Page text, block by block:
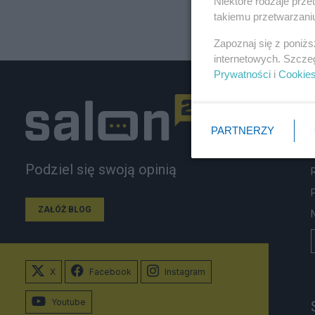
Podziel się swoją opinią
ZAŁÓŻ BLOG
X Facebook Instagram
Youtube
takiemu
Zapoznaj się z
internetowych.
Prywatności i Cookies
PARTNERZY